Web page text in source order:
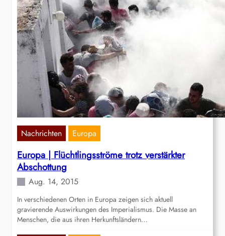
Nachrichten Europa
Europa | Flüchtlingsströme trotz verstärkter
Abschottung
Aug. 14, 2015
In verschiedenen Orten in Europa zeigen sich aktuell
gravierende Auswirkungen des Imperialismus. Die Masse an
Menschen, die aus ihren Herkunftsländern…